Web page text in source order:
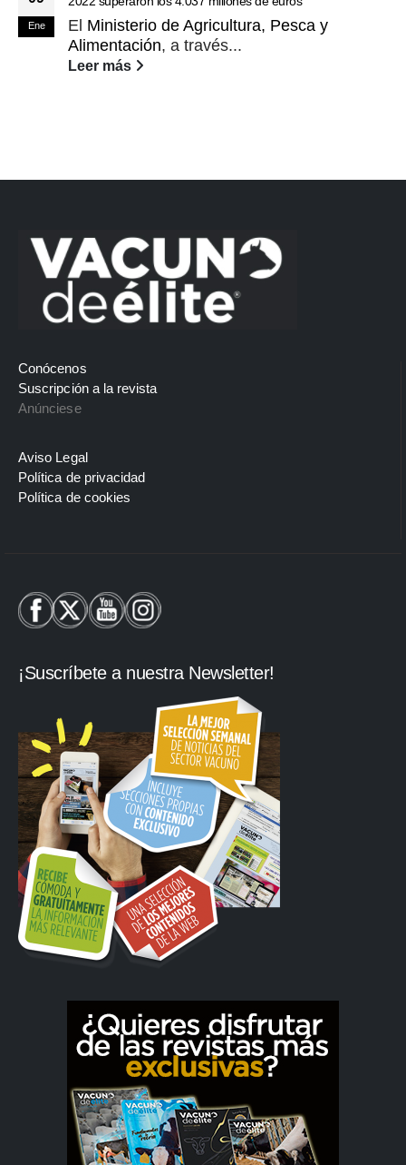
Ene El Ministerio de Agricultura, Pesca y
Alimentación, a través...
Leer más
Conócenos
Suscripción a la revista
Anúnciese
Aviso Legal
Política de privacidad
Política de cookies
¡Suscríbete a nuestra Newsletter!